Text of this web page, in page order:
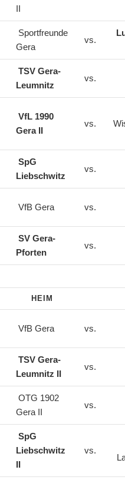
II
Sportfreunde
Gera
vs.
TSV Gera-
Leumnitz
vs.
VfL 1990
Gera II
vs.
SpG
Liebschwitz
vs.
VfB Gera vs.
SV Gera-
Pforten
vs.
HEIM
VfB Gera vs.
TSV Gera-
Leumnitz II
vs.
OTG 1902
Gera II
vs.
SpG
Liebschwitz
II
vs.